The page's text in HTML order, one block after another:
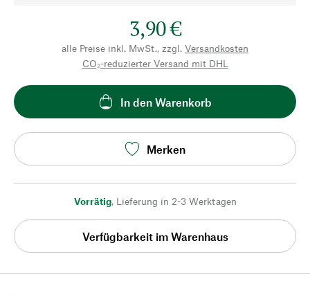
3,90 €
alle Preise inkl. MwSt., zzgl. Versandkosten
CO₂-reduzierter Versand mit DHL
In den Warenkorb
Merken
Vorrätig, Lieferung in 2-3 Werktagen
Verfügbarkeit im Warenhaus